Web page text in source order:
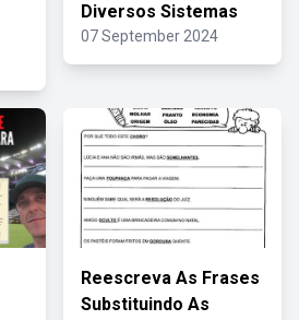
Diversos Sistemas
07 September 2024
Reescreva As Frases
Substituindo As